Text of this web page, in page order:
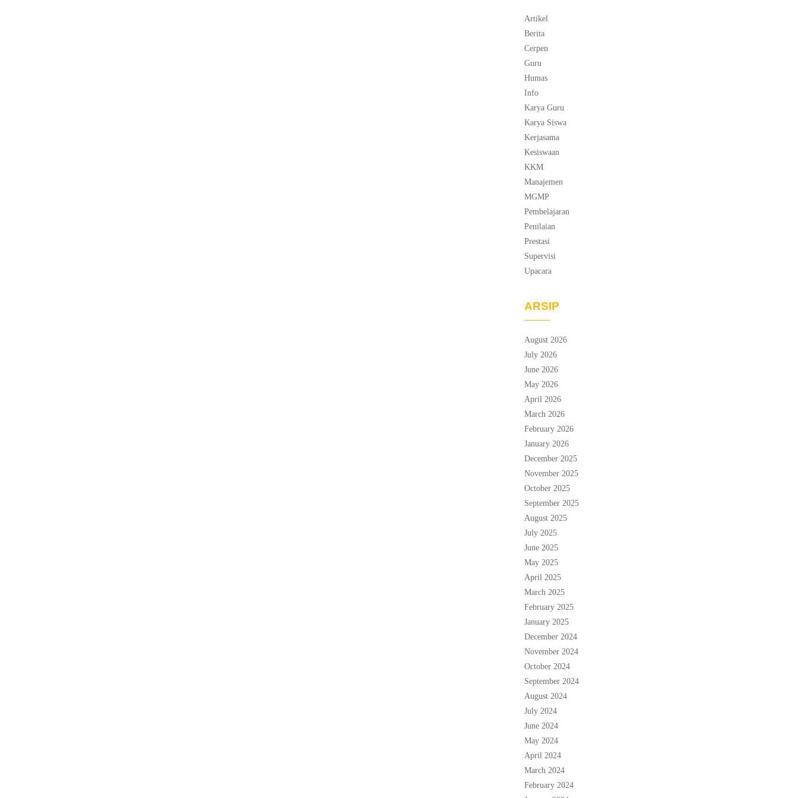
Artikel
Berita
Cerpen
Guru
Humas
Info
Karya Guru
Karya Siswa
Kerjasama
Kesiswaan
KKM
Manajemen
MGMP
Pembelajaran
Penilaian
Prestasi
Supervisi
Upacara
ARSIP
August 2026
July 2026
June 2026
May 2026
April 2026
March 2026
February 2026
January 2026
December 2025
November 2025
October 2025
September 2025
August 2025
July 2025
June 2025
May 2025
April 2025
March 2025
February 2025
January 2025
December 2024
November 2024
October 2024
September 2024
August 2024
July 2024
June 2024
May 2024
April 2024
March 2024
February 2024